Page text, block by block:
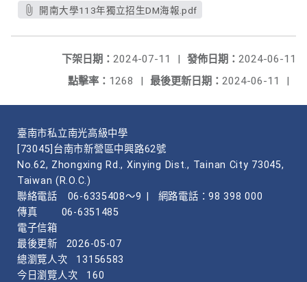
開南大學113年獨立招生DM海報.pdf
發佈日期： 2024-06-11
下架日期： 2024-07-11
|
最後更新日期： 2024-06-11 |
點擊率： 1268 |
臺南市私立南光高級中學
[73045]台南市新營區中興路62號
No.62, Zhongxing Rd., Xinying Dist., Tainan City 73045,
Taiwan (R.O.C.)
聯絡電話
06-6335408～9
網路電話：98 398 000
傳真
06-6351485
電子信箱
最後更新
2026-05-07
總瀏覽人次
13156583
今日瀏覽人次
160